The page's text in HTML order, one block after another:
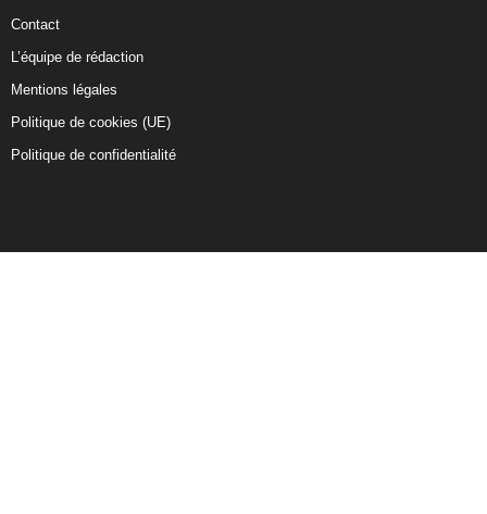
Contact
L’équipe de rédaction
Mentions légales
Politique de cookies (UE)
Politique de confidentialité